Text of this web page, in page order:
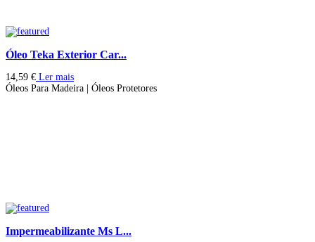
Óleo Teka Exterior Car...
14,59 € Ler mais
Óleos Para Madeira | Óleos Protetores
Impermeabilizante Ms L...